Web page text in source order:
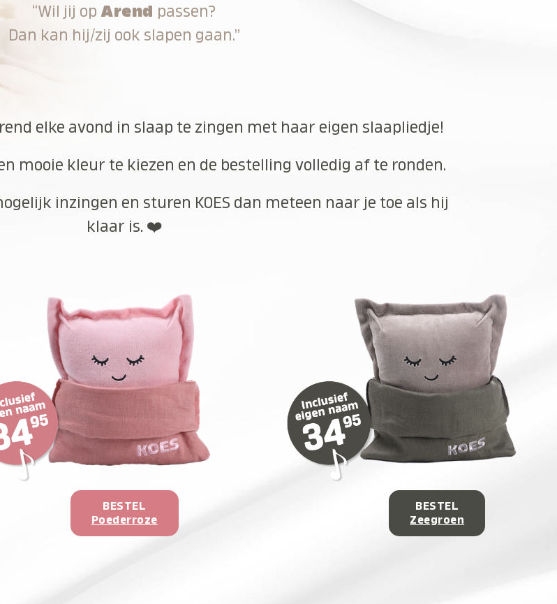
“Wil jij op Arend passen?
Dan kan hij/zij ook slapen gaan.”
elke avond in slaap te zingen met haar eigen slaapliedje!
mooie kleur te kiezen en de bestelling volledig af te ronden.
inzingen en sturen KOES dan meteen naar je toe als hij
klaar is. ❤️
BESTEL
Poederroze
BESTEL
Zeegroen